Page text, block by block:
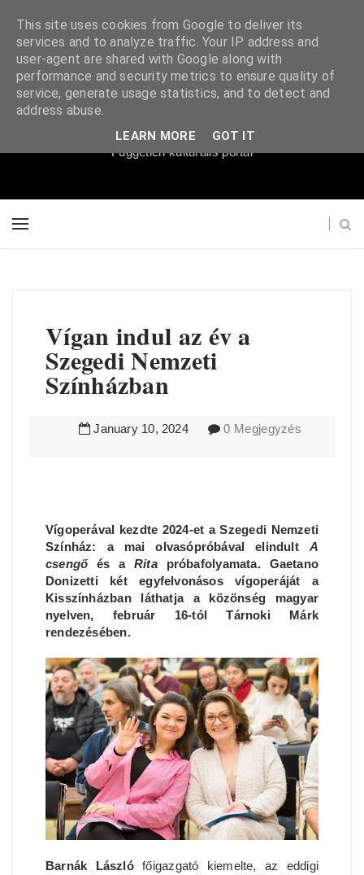
Súgópéldány
Független kulturális portál
Vígan indul az év a
Szegedi Nemzeti
Színházban
January 10, 2024 0 Megjegyzés
Vígoperával kezdte 2024-et a Szegedi Nemzeti
Színház: a mai olvasópróbával elindult A
csengőés aRita próbafolyamata. Gaetano
Donizetti két egyfelvonásos vígoperáját a
Kisszínházban láthatja a közönség magyar
nyelven, február 16-tól Tárnoki Márk
rendezésében.
Barnák Lászlófőigazgató kiemelte, az eddigi
This site uses cookies from Google to deliver its
services and to analyze traffic. Your IP address and
user-agent are shared with Google along with
performance and security metrics to ensure quality of
service, generate usage statistics, and to detect and
address abuse.
LEARN MORE GOT IT